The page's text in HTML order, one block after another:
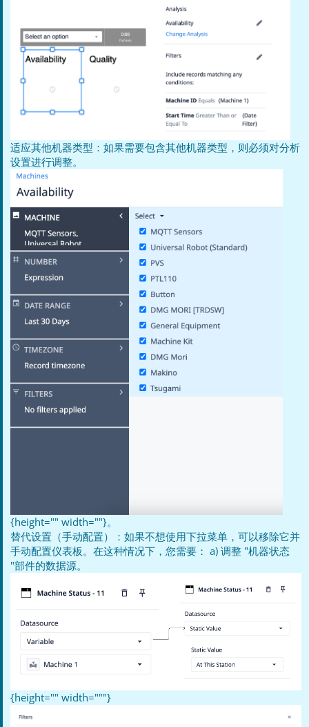
适应其他机器类型：如果需要包含其他机器类型，则必须对分析
设置进行调整。
{height="" width=""}。
替代设置（手动配置）：如果不想使用下拉菜单，可以移除它并
手动配置仪表板。在这种情况下，您需要： a) 调整 "机器状态
"部件的数据源。
{height="" width="""}